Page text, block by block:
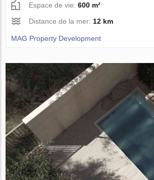
Espace de vie:600 m²
Distance de la mer: 12 km
MAG Property Development